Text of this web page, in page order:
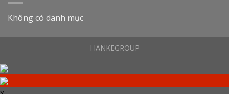
Không có danh mục
HANKEGROUP